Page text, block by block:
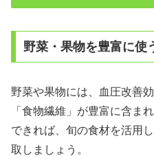
野菜・果物を豊富に使
野菜や果物には、血圧改善
「食物繊維」が豊富に含ま
できれば、旬の食材を活用
取しましょう。